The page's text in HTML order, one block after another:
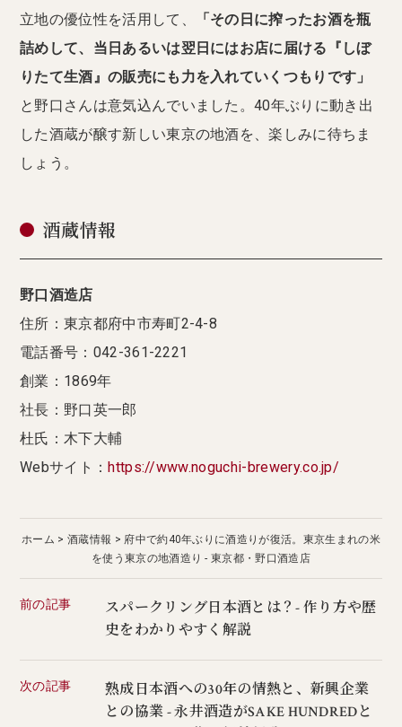
立地の優位性を活用して、
「その日に搾ったお酒を瓶
詰めして、当日あるいは翌日にはお店に届ける『しぼ
りたて生酒』の販売にも力を入れていくつもりです」
と野口さんは意気込んでいました。40年ぶりに動き出
した酒蔵が醸す新しい東京の地酒を、楽しみに待ちま
しょう。
酒蔵情報
野口酒造店
住所：東京都府中市寿町2-4-8
電話番号：042-361-2221
創業：1869年
社長：野口英一郎
杜氏：木下大輔
Webサイト：https://www.noguchi-brewery.co.jp/
ホーム 酒蔵情報
府中で約40年ぶりに酒造りが復活。東京生まれの米
を使う東京の地酒造り - 東京都・野口酒造店
前の記事
スパークリング日本酒とは？- 作り方や歴
史をわかりやすく解説
次の記事
熟成日本酒への30年の情熱と、新興企業
との協業 - 永井酒造がSAKE HUNDREDと